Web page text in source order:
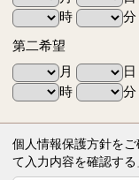
時
分
第二希望
月
日
時
分
個人情報保護方針を
て入力内容を確認する